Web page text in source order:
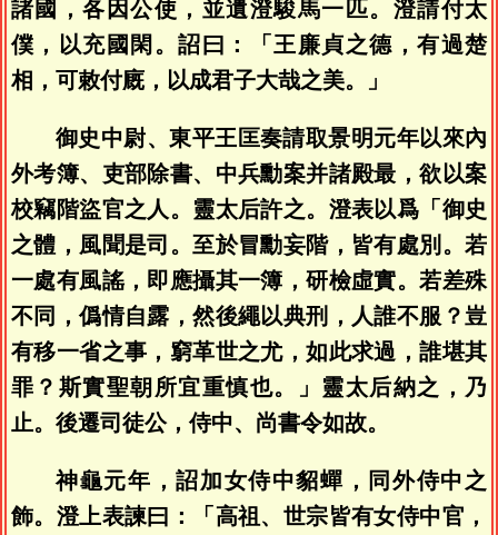
諸國，各因公使，並遺澄駿馬一匹。澄請付太
僕，以充國閑。詔曰：「王廉貞之德，有過楚
相，可敕付廐，以成君子大哉之美。」
御史中尉、東平王匡奏請取景明元年以來內
外考簿、吏部除書、中兵勳案并諸殿最，欲以案
校竊階盜官之人。靈太后許之。澄表以爲「御史
之體，風聞是司。至於冒勳妄階，皆有處別。若
一處有風謠，即應攝其一簿，研檢虛實。若差殊
不同，僞情自露，然後繩以典刑，人誰不服？豈
有移一省之事，窮革世之尤，如此求過，誰堪其
罪？斯實聖朝所宜重慎也。」靈太后納之，乃
止。後遷司徒公，侍中、尚書令如故。
神龜元年，詔加女侍中貂蟬，同外侍中之
飾。澄上表諫曰：「高祖、世宗皆有女侍中官，